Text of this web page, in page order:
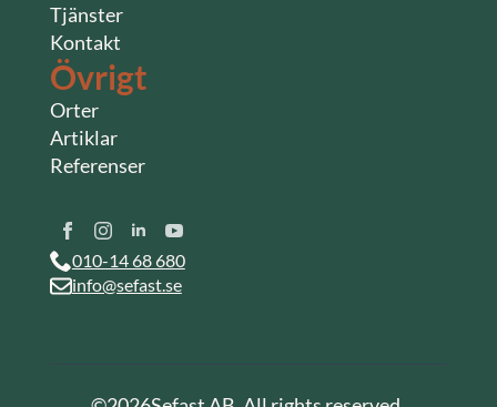
Tjänster
Kontakt
Övrigt
Orter
Artiklar
Referenser
010-14 68 680
info@sefast.se